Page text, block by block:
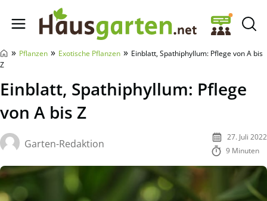
Hausgarten.net
» Pflanzen » Exotische Pflanzen » Einblatt, Spathiphyllum: Pflege von A bis
Z
Einblatt, Spathiphyllum: Pflege
von A bis Z
Garten-Redaktion
27. Juli 2022
9 Minuten